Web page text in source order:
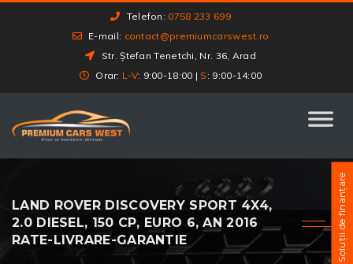
Telefon: 0758 233 699
E-mail: contact@premiumcarswest.ro
Str. Ștefan Tenetchi, Nr. 36, Arad
Orar: L-V: 9:00-18:00 | S : 9:00-14:00
LAND ROVER DISCOVERY SPORT 4X4,
2.0 DIESEL, 150 CP, EURO 6, AN 2016
RATE-LIVRARE-GARANTIE
Soluții de finanțare